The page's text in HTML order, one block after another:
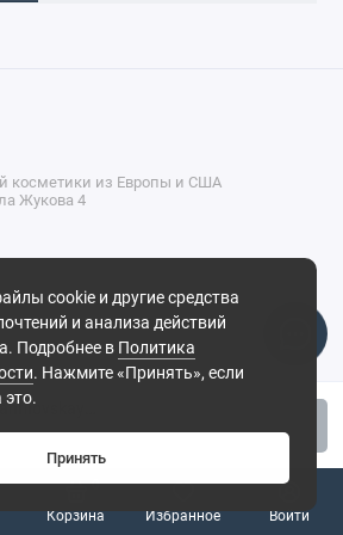
Корзина
0
Избранное
Войти
бровей, Материал:
cookie и другие средства
и анализа действий
Подробнее в Политика
. Нажмите «Принять», если
это.
Принять
косметики из Европы и США
Жукова 4
Жукова, 4